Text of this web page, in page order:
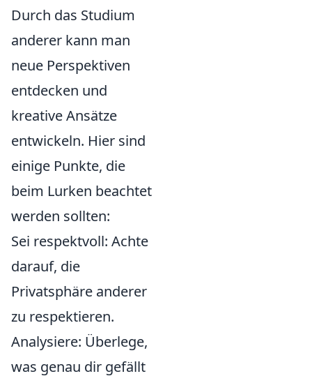
Durch das Studium
anderer kann man
neue Perspektiven
entdecken und
kreative Ansätze
entwickeln. Hier sind
einige Punkte, die
beim Lurken beachtet
werden sollten:
Sei respektvoll: Achte
darauf, die
Privatsphäre anderer
zu respektieren.
Analysiere: Überlege,
was genau dir gefällt